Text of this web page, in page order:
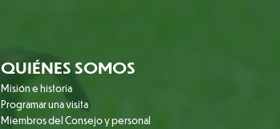
QUIÉNES SOMOS
Misión e historia
Programar una visita
Miembros del Consejo y personal